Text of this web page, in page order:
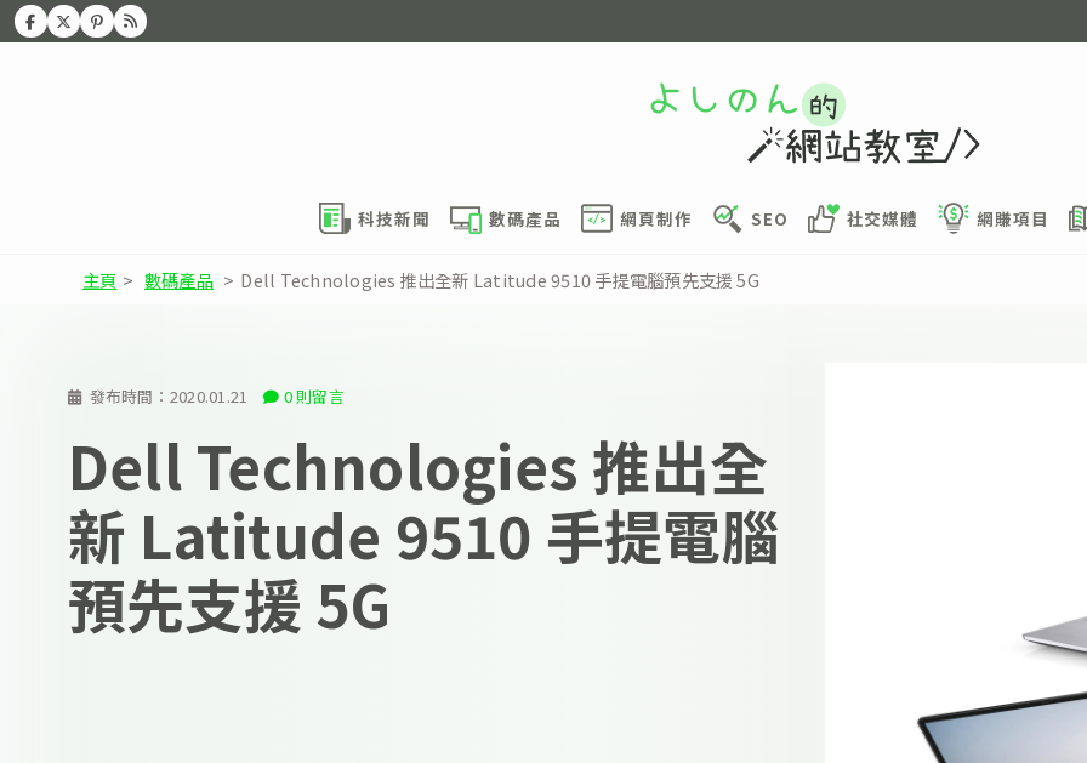
科技新聞 數碼產品 網頁制作 SEO 社交媒體 網賺項目
主頁 > 數碼產品 > Dell Technologies 推出全新 Latitude 9510 手提電腦預先支援 5G
發布時間： 2020.01.21 0 則留言
Dell Technologies 推出全
新 Latitude 9510 手提電腦
預先支援 5G